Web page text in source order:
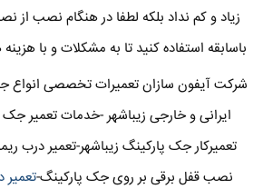
زیاد و کم نداد بلکه لطفا در هنگام نصب از
باسابقه استفاده کنید تا به مشکلات و با
شرکت آیفون سازان تعمیرات تخصصی انواع
ایرانی و خارجی زیباشهر -خدمات تعمیر جک
تعمیرکار جک پارکینگ زیباشهر-تعمیر درب
نصب قفل برقی بر روی جک پارکینگ-